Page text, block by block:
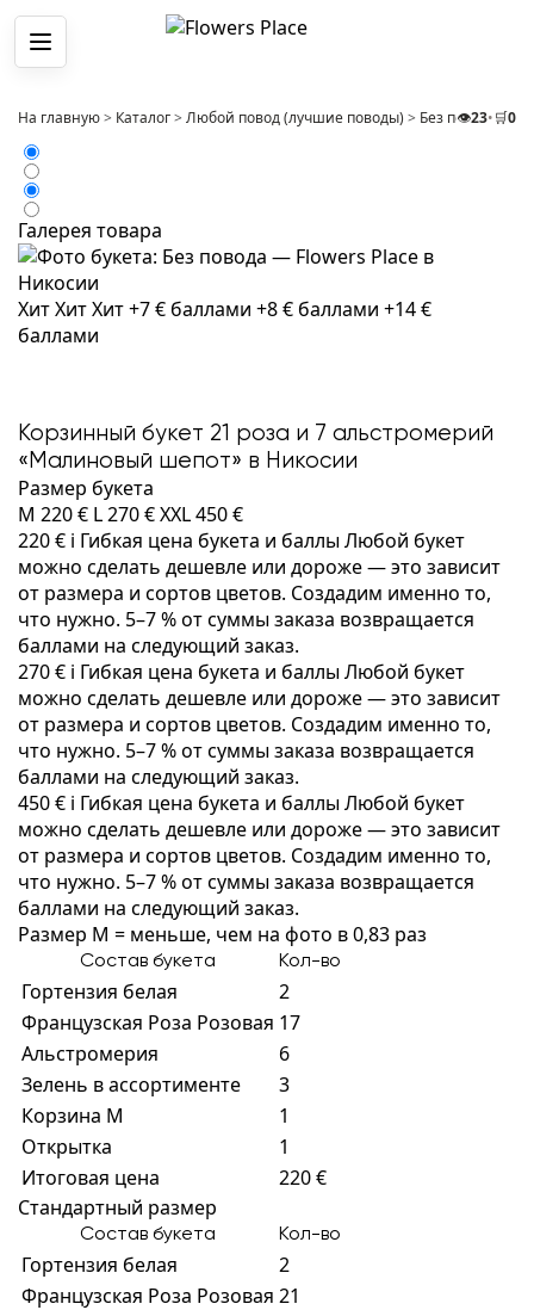
Меню
На главную> Каталог> Любой повод (лучшие поводы) > Без повода>
👁️23•🛒0
Галерея товара
ХитХитХит+7 € баллами +8 € баллами +14 €
баллами
Корзинный букет 21 роза и 7 альстромерий
«Малиновый шепот» в Никосии
Размер букета
M 220 € L270 €XXL450 €
220 € i Гибкая цена букета и баллыЛюбой букет
можно сделать дешевле или дороже — это зависит
от размера и сортов цветов. Создадим именно то,
что нужно. 5–7 % от суммы заказа возвращается
баллами на следующий заказ.
270 € i Гибкая цена букета и баллыЛюбой букет
можно сделать дешевле или дороже — это зависит
от размера и сортов цветов. Создадим именно то,
что нужно. 5–7 % от суммы заказа возвращается
баллами на следующий заказ.
450 € i Гибкая цена букета и баллыЛюбой букет
можно сделать дешевле или дороже — это зависит
от размера и сортов цветов. Создадим именно то,
что нужно. 5–7 % от суммы заказа возвращается
баллами на следующий заказ.
Размер M = меньше, чем на фото в 0,83 раз
Состав букета Кол-во
Гортензия белая
2
Французская Роза Розовая 17
Альстромерия
6
Зелень в ассортименте
3
Корзина M
1
Открытка
1
Итоговая цена
220 €
Стандартный размер
Состав букета Кол-во
Гортензия белая
2
Французская Роза Розовая 21